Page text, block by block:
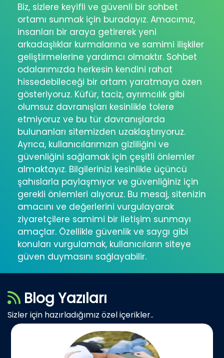
Biz, sizlere keyifli ve güvenli bir sohbet
ortamı sunmak için buradayız. Amacımız,
insanları bir araya getirerek yeni
arkadaşlıklar kurmalarına ve samimi ilişkiler
geliştirmelerine yardımcı olmaktır. Sohbet
odalarımızda herkesin kendini rahat
hissedebileceği bir ortam yaratmaya özen
gösteriyoruz. Küfür, taciz, ayrımcılık gibi
olumsuz davranışları kesinlikle tolere
etmiyoruz ve bu tür davranışlarda
bulunanları sitemizden uzaklaştırıyoruz.
Ayrıca, kullanıcılarımızın gizliliğini ve
güvenliğini sağlamak için çeşitli önlemler
almaktayız. Bilgilerinizi kesinlikle üçüncü
şahıslarla paylaşmıyor ve güvenliğiniz için
gerekli önlemleri alıyoruz. Bu mesaj, sitenizin
amacını ve değerlerini vurgulayarak
ziyaretçilere samimi bir iletişim sunmayı
amaçlar. Özellikle güvenlik ve saygı gibi
konuları vurgulamak, kullanıcıların siteye
güven duymasını sağlayabilir.
Blog Yazıları
Sizler için hazırladığımız özel içerikler..